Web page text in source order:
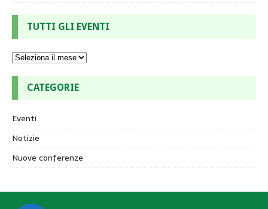
TUTTI GLI EVENTI
CATEGORIE
Eventi
Notizie
Nuove conferenze